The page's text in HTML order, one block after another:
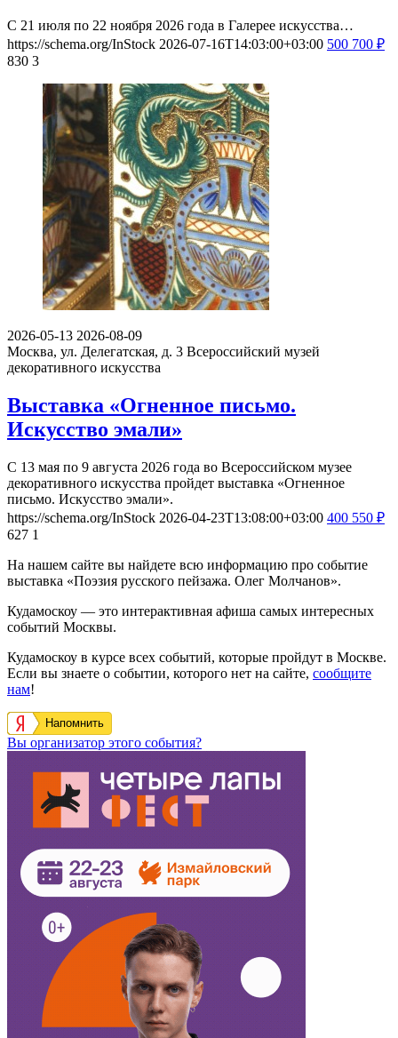
С 21 июля по 22 ноября 2026 года в Галерее искусства…
https://schema.org/InStock 2026-07-16T14:03:00+03:00 500 700 ₽
830 3
2026-05-13 2026-08-09
Москва, ул. Делегатская, д. 3 Всероссийский музей
декоративного искусства
Выставка «Огненное письмо.
Искусство эмали»
С 13 мая по 9 августа 2026 года во Всероссийском музее
декоративного искусства пройдет выставка «Огненное
письмо. Искусство эмали».
https://schema.org/InStock 2026-04-23T13:08:00+03:00 400 550 ₽
627 1
На нашем сайте вы найдете всю информацию про событие
выставка «Поэзия русского пейзажа. Олег Молчанов».
Кудамоскоу — это интерактивная афиша самых интересных
событий Москвы.
Кудамоскоу в курсе всех событий, которые пройдут в Москве.
Если вы знаете о событии, которого нет на сайте, сообщите
нам!
Напомнить
Вы организатор этого события?